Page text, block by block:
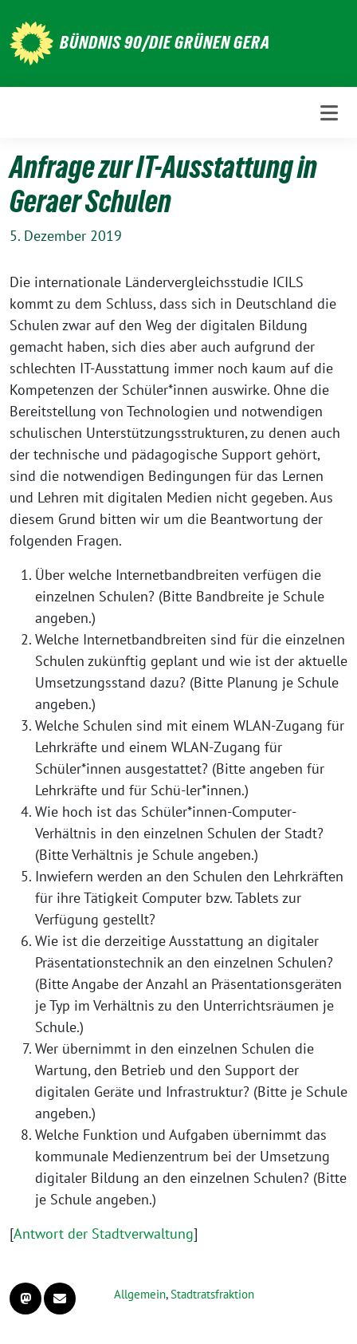
zum
Inhalt
BÜNDNIS 90/DIE GRÜNEN GERA
Anfrage zur IT-Ausstattung in
Geraer Schulen
5. Dezember 2019
Die internationale Ländervergleichsstudie ICILS
kommt zu dem Schluss, dass sich in Deutschland die
Schulen zwar auf den Weg der digitalen Bildung
gemacht haben, sich dies aber auch aufgrund der
schlechten IT-Ausstattung immer noch kaum auf die
Kompetenzen der Schüler*innen auswirke. Ohne die
Bereitstellung von Technologien und notwendigen
schulischen Unterstützungsstrukturen, zu denen auch
der technische und pädagogische Support gehört,
sind die notwendigen Bedingungen für das Lernen
und Lehren mit digitalen Medien nicht gegeben. Aus
diesem Grund bitten wir um die Beantwortung der
folgenden Fragen.
Über welche Internetbandbreiten verfügen die
einzelnen Schulen? (Bitte Bandbreite je Schule
angeben.)
Welche Internetbandbreiten sind für die einzelnen
Schulen zukünftig geplant und wie ist der aktuelle
Umsetzungsstand dazu? (Bitte Planung je Schule
angeben.)
Welche Schulen sind mit einem WLAN-Zugang für
Lehrkräfte und einem WLAN-Zugang für
Schüler*innen ausgestattet? (Bitte angeben für
Lehrkräfte und für Schü-ler*innen.)
Wie hoch ist das Schüler*innen-Computer-
Verhältnis in den einzelnen Schulen der Stadt?
(Bitte Verhältnis je Schule angeben.)
Inwiefern werden an den Schulen den Lehrkräften
für ihre Tätigkeit Computer bzw. Tablets zur
Verfügung gestellt?
Wie ist die derzeitige Ausstattung an digitaler
Präsentationstechnik an den einzelnen Schulen?
(Bitte Angabe der Anzahl an Präsentationsgeräten
je Typ im Verhältnis zu den Unterrichtsräumen je
Schule.)
Wer übernimmt in den einzelnen Schulen die
Wartung, den Betrieb und den Support der
digitalen Geräte und Infrastruktur? (Bitte je Schule
angeben.)
Welche Funktion und Aufgaben übernimmt das
kommunale Medienzentrum bei der Umsetzung
digitaler Bildung an den einzelnen Schulen? (Bitte
je Schule angeben.)
[Antwort der Stadtverwaltung]
Allgemein,Stadtratsfraktion